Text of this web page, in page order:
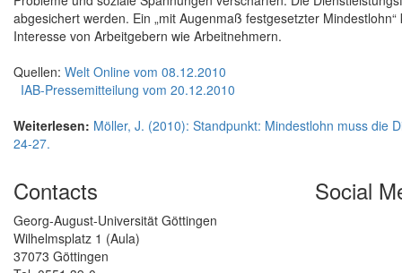
abgesichert werden. Ein „mit Augenmaß festgesetzter
Interesse von Arbeitgebern wie Arbeitnehmern.
Quellen: Welt Online vom 08.12.2010
IAB-Pressemitteilung vom 20.12.2010
Weiterlesen: Möller, J. (2010): Standpunkt: Mindestlohn muss die
24-27.
Contacts
Georg-August-Universität Göttingen
Wilhelmsplatz 1 (Aula)
37073 Göttingen
Social